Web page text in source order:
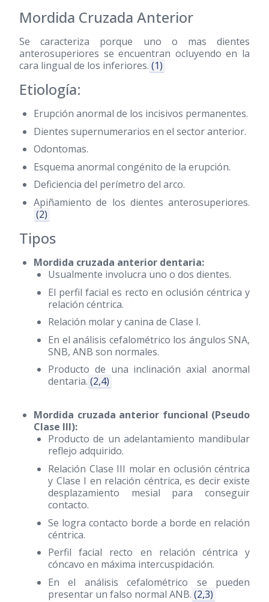
Mordida Cruzada Anterior
Se caracteriza porque uno o mas dientes
anterosuperiores se encuentran ocluyendo en la
cara lingual de los inferiores. (1)
Etiología:
Erupción anormal de los incisivos permanentes.
Dientes supernumerarios en el sector anterior.
Odontomas.
Esquema anormal congénito de la erupción.
Deficiencia del perímetro del arco.
Apiñamiento de los dientes anterosuperiores.
(2)
Tipos
Mordida cruzada anterior dentaria:
Usualmente involucra uno o dos dientes.
El perfil facial es recto en oclusión céntrica y
relación céntrica.
Relación molar y canina de Clase I.
En el análisis cefalométrico los ángulos SNA,
SNB, ANB son normales.
Producto de una inclinación axial anormal
dentaria. (2,4)
Mordida cruzada anterior funcional (Pseudo
Clase III):
Producto de un adelantamiento mandibular
reflejo adquirido.
Relación Clase III molar en oclusión céntrica
y Clase I en relación céntrica, es decir existe
desplazamiento mesial para conseguir
contacto.
Se logra contacto borde a borde en relación
céntrica.
Perfil facial recto en relación céntrica y
cóncavo en máxima intercuspidación.
En el análisis cefalométrico se pueden
presentar un falso normal ANB. (2,3)